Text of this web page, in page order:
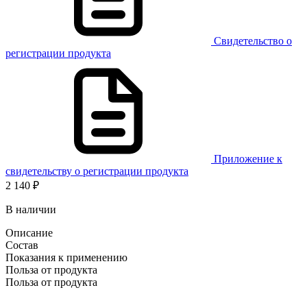
Свидетельство о
регистрации продукта
Приложение к
свидетельству о регистрации продукта
2 140 ₽
В наличии
Описание
Состав
Показания к применению
Польза от продукта
Польза от продукта